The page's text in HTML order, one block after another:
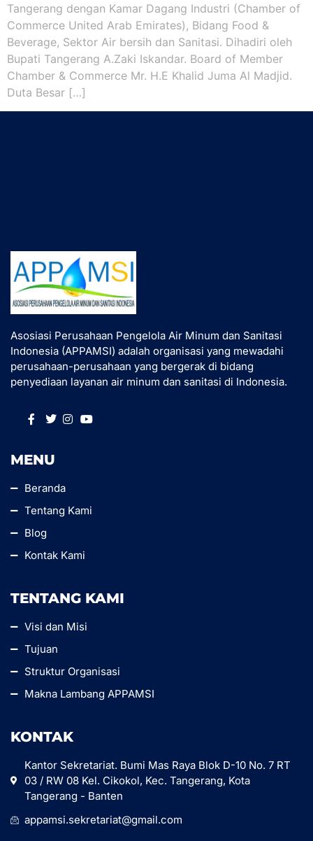
Tangerang dengan Kamar Dagang Industri (Chamber of
Commerce United Arab Emirates), Bidang Food &
Beverage, Sektor Air bersih dan Sanitasi. Dihadiri oleh
Bupati Tangerang A.Zaki Iskandar. Board of Member
Chamber & Commerce Mr. H.E Khalid Juma Al Madjid.
Duta Besar […]
Asosiasi Perusahaan Pengelola Air Minum dan Sanitasi
Indonesia (APPAMSI) adalah organisasi yang mewadahi
perusahaan-perusahaan yang bergerak di bidang
penyediaan layanan air minum dan sanitasi di Indonesia.
MENU
Beranda
Tentang Kami
Blog
Kontak Kami
TENTANG KAMI
Visi dan Misi
Tujuan
Struktur Organisasi
Makna Lambang APPAMSI
KONTAK
Kantor Sekretariat. Bumi Mas Raya Blok D-10 No. 7 RT
03 / RW 08 Kel. Cikokol, Kec. Tangerang, Kota
Tangerang - Banten
appamsi.sekretariat@gmail.com